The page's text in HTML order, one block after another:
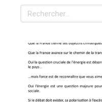
Rechercher